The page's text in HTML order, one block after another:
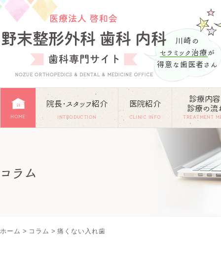
川崎の
セラミック治療 が
得意な歯医者さん
HOME
院長･スタッフ紹介
INTRODUCTION
医院紹介
CLINIC INFO
診療内
診療の流
TREATMENT
コラム
ホーム > コラム >痛くない入れ歯